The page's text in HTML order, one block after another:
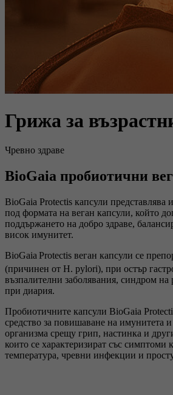
Грижа за
Чревно здраве
BioGaia пробиотични
BioGaia Protectis капсули представлява
под формата на веган капсули, който
поддържането на добро здраве,
висок имунитет.
BioGaia Protectis веган капсули се
(причинен от H. pylori), при остър
възпалителни заболявания, синдром на
при диария.
Пробиотичните капсули BioGaia
средство за повишаване на имунитета
организма срещу грип, настинка и
които се характеризират със симптоми
температура, чревни инфекции и